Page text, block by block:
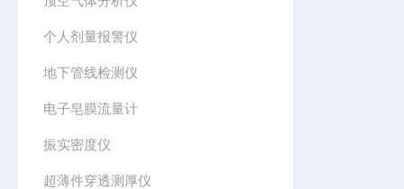
个人剂量报警仪
地下管线检测仪
电子皂膜流量计
振实密度仪
超薄件穿透测厚仪